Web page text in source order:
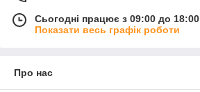
Сьогодні працює з 09:00 до 18:00
Показати весь графік роботи
Про нас